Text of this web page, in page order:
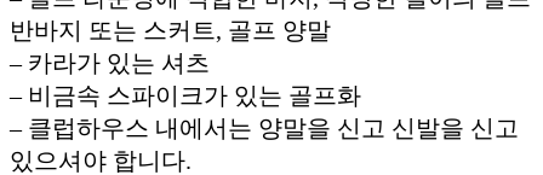
반바지 또는 스커트, 골프 양말
– 카라가 있는 셔츠
– 비금속 스파이크가 있는 골프화
– 클럽하우스 내에서는 양말을 신고 신발을 신고
있으셔야 합니다.